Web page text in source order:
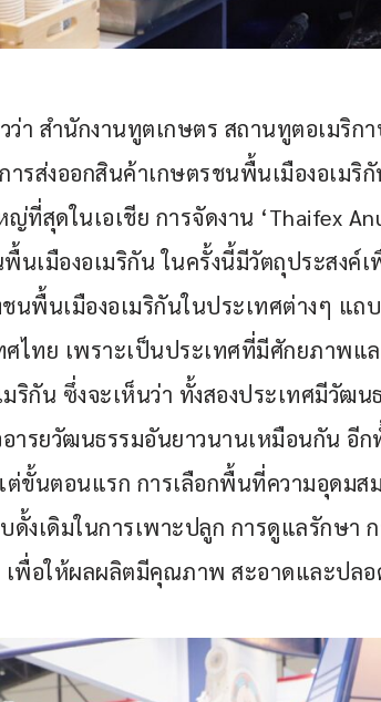
ว่า สำนักงานทูตเกษตร สถานทูตอเมริก
ารส่งออกสินค้าเกษตรชนพื้นเมืองอเมริ
ที่สุดในเอเชีย การจัดงาน ‘Thaifex
นเมืองอเมริกัน ในครั้งนี้มีวัตถุประสงค์
นพื้นเมืองอเมริกันในประเทศต่างๆ แถ
ไทย เพราะเป็นประเทศที่มีศักยภาพแ
ริกัน ซึ่งจะเห็นว่า ทั้งสองประเทศมีวัฒ
อารยวัฒนธรรมอันยาวนานเหมือนกัน อีก
นตอนแรก การเลือกพื้นที่ความอุดมส
ดั้งเดิมในการเพาะปลูก การดูแลรักษา
เพื่อให้ผลผลิตมีคุณภาพ สะอาดและปล